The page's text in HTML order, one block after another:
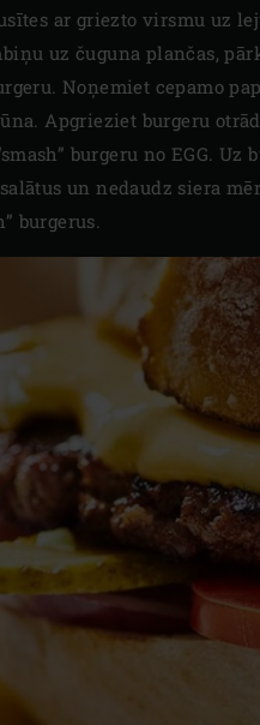
ar griezto virsmu uz
uz čuguna plančas,
Noņemiet cepamo
Apgrieziet burgeru
burgeru no EGG.
un nedaudz siera
burgerus.